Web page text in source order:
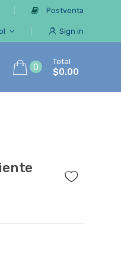
Postventa
Sign in
0
Total
$0.00